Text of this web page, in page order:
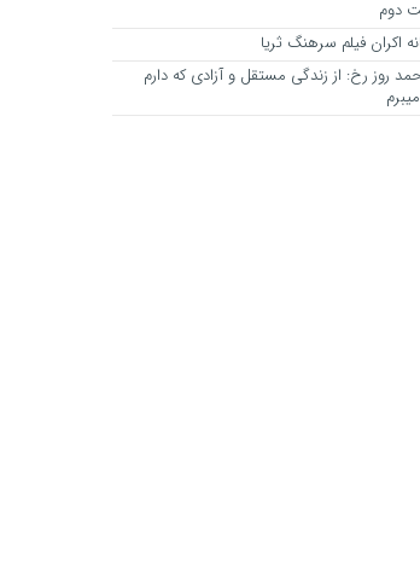
دوم
اکران فیلم سرهنگ ثریا
روز رخ: از زندگی مستقل و آزادی که دارم